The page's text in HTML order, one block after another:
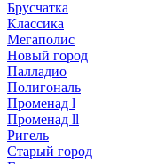
Брусчатка
Классика
Мегаполис
Новый город
Палладио
Полигональ
Променад l
Променад ll
Ригель
Старый город